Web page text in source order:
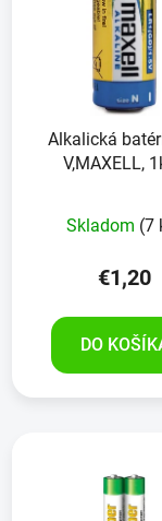
Alkalická
V,MAXELL,
Skladom (7
€1,20
DO